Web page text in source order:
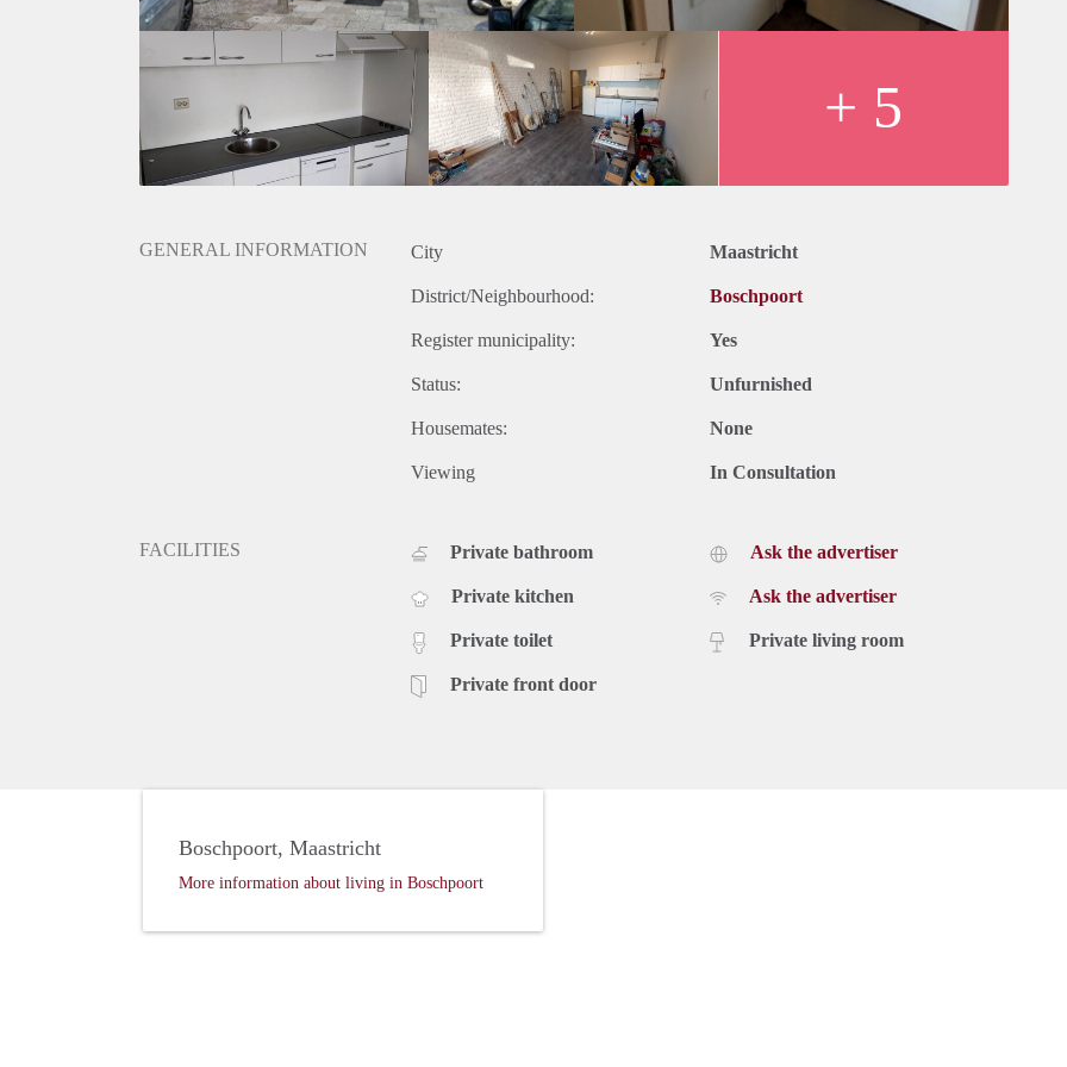
+ 5
GENERAL INFORMATION City Maastricht
District/Neighbourhood: Boschpoort
Register municipality: Yes
Status: Unfurnished
Housemates: None
Viewing In Consultation
FACILITIES Private bathroom
Private kitchen
Private toilet
Private front door
Ask the advertiser
Ask the advertiser
Private living room
Boschpoort, Maastricht
More information about living in Boschpoort